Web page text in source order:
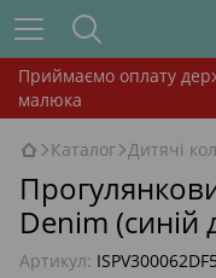
Приймаємо оплату
малюка
Каталог Дитячі
Denim (синій
Артикул: